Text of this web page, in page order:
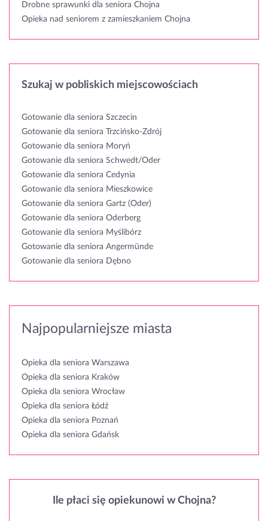
Drobne sprawunki dla seniora Chojna
Opieka nad seniorem z zamieszkaniem Chojna
Szukaj w pobliskich miejscowościach
Gotowanie dla seniora Szczecin
Gotowanie dla seniora Trzcińsko-Zdrój
Gotowanie dla seniora Moryń
Gotowanie dla seniora Schwedt/Oder
Gotowanie dla seniora Cedynia
Gotowanie dla seniora Mieszkowice
Gotowanie dla seniora Gartz (Oder)
Gotowanie dla seniora Oderberg
Gotowanie dla seniora Myślibórz
Gotowanie dla seniora Angermünde
Gotowanie dla seniora Dębno
Najpopularniejsze miasta
Opieka dla seniora Warszawa
Opieka dla seniora Kraków
Opieka dla seniora Wrocław
Opieka dla seniora Łódź
Opieka dla seniora Poznań
Opieka dla seniora Gdańsk
Ile płaci się opiekunowi w Chojna?